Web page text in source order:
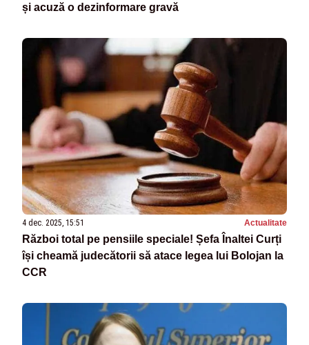
și acuză o dezinformare gravă
4 dec. 2025, 15:51 Actualitate
Război total pe pensiile speciale! Șefa Înaltei Curți
își cheamă judecătorii să atace legea lui Bolojan la
CCR